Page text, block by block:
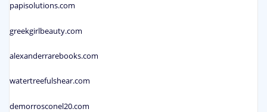
papisolutions.com
greekgirlbeauty.com
alexanderrarebooks.com
watertreefulshear.com
demorrosconel20.com